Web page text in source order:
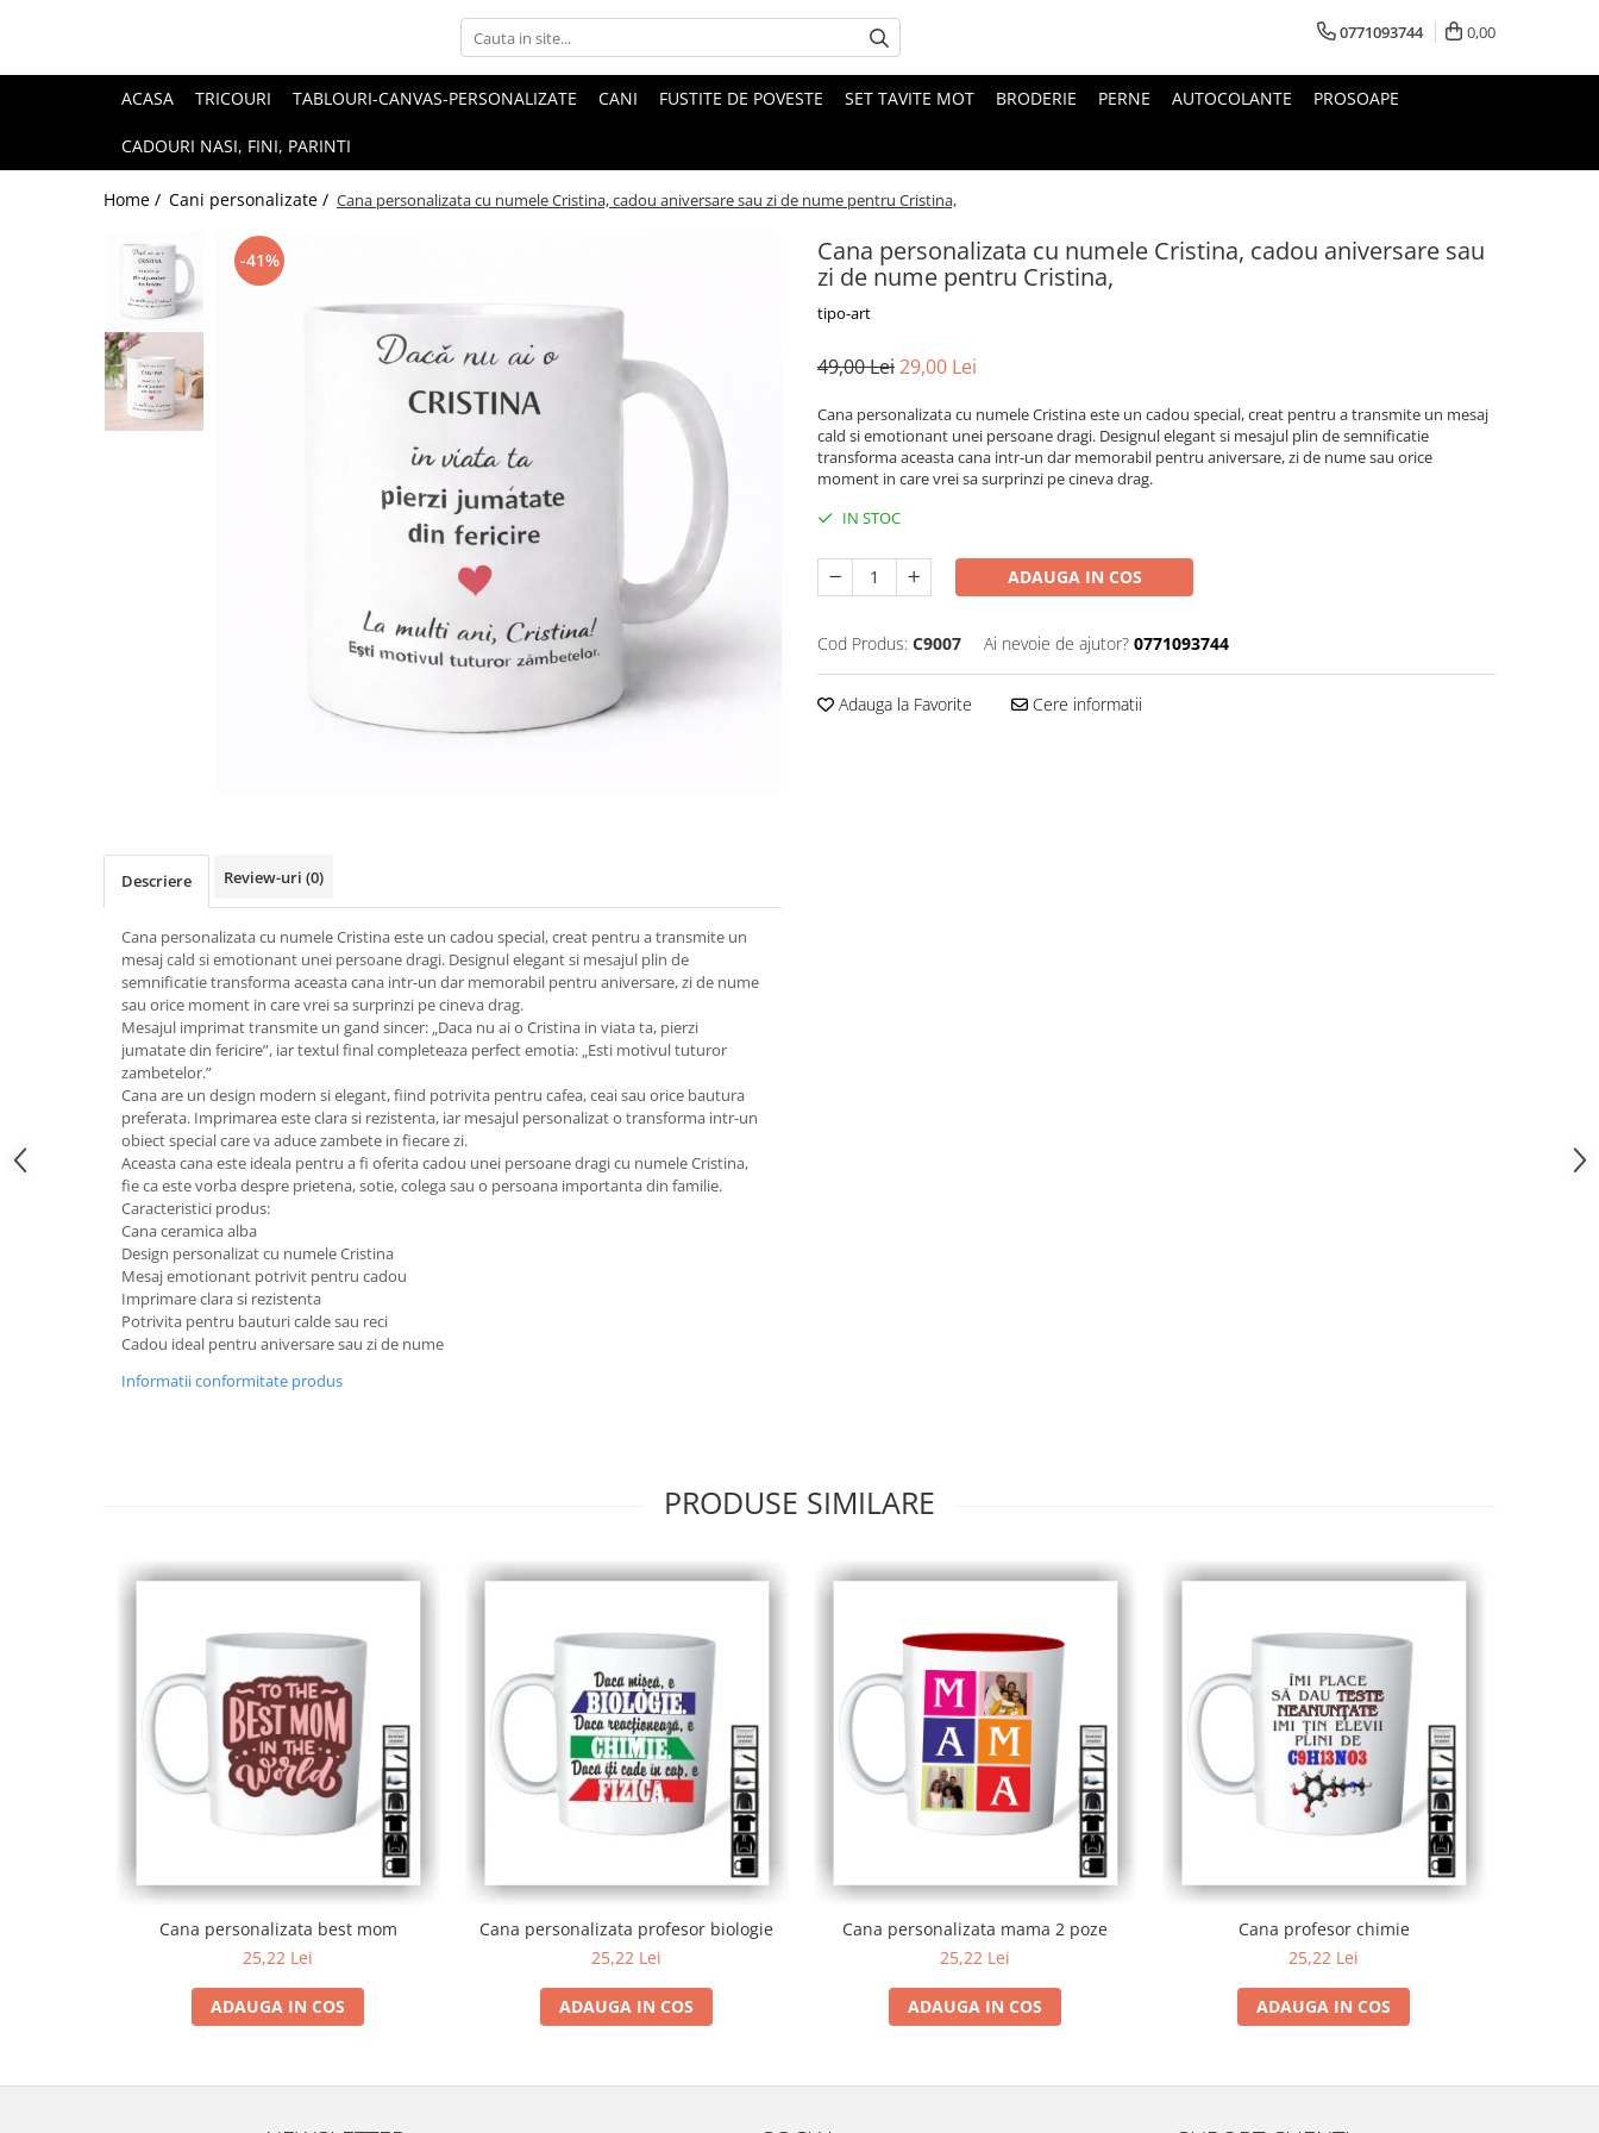
0771093744 0,00
ACASA TRICOURI TABLOURI-CANVAS-PERSONALIZATE CANI FUSTITE DE POVESTE SET TAVITE MOT BRODERIE PERNE AUTOCOLANTE PROSOAPE
CADOURI NASI, FINI, PARINTI
Home / Cani personalizate / Cana personalizata cu numele Cristina, cadou aniversare sau zi de nume pentru Cristina,
Cana personalizata cu numele Cristina, cadou aniversare sau
zi de nume pentru Cristina,
tipo-art
-41%
49,00 Lei29,00 Lei
Cana personalizata cu numele Cristina este un cadou special, creat pentru a transmite un mesaj
cald si emotionant unei persoane dragi. Designul elegant si mesajul plin de semnificatie
transforma aceasta cana intr-un dar memorabil pentru aniversare, zi de nume sau orice
moment in care vrei sa surprinzi pe cineva drag.
IN STOC
ADAUGA IN COS
Cod Produs: C9007 Ai nevoie de ajutor? 0771093744
Adauga la Favorite Cere informatii
Descriere Review-uri (0)
Cana personalizata cu numele Cristina este un cadou special, creat pentru a transmite un
mesaj cald si emotionant unei persoane dragi. Designul elegant si mesajul plin de
semnificatie transforma aceasta cana intr-un dar memorabil pentru aniversare, zi de nume
sau orice moment in care vrei sa surprinzi pe cineva drag.
Mesajul imprimat transmite un gand sincer: „Daca nu ai o Cristina in viata ta, pierzi
jumatate din fericire”, iar textul final completeaza perfect emotia: „Esti motivul tuturor
zambetelor.”
Cana are un design modern si elegant, fiind potrivita pentru cafea, ceai sau orice bautura
preferata. Imprimarea este clara si rezistenta, iar mesajul personalizat o transforma intr-un
obiect special care va aduce zambete in fiecare zi.
Aceasta cana este ideala pentru a fi oferita cadou unei persoane dragi cu numele Cristina,
fie ca este vorba despre prietena, sotie, colega sau o persoana importanta din familie.
Caracteristici produs:
Cana ceramica alba
Design personalizat cu numele Cristina
Mesaj emotionant potrivit pentru cadou
Imprimare clara si rezistenta
Potrivita pentru bauturi calde sau reci
Cadou ideal pentru aniversare sau zi de nume
Informatii conformitate produs
PRODUSE SIMILARE
Cana personalizata best mom
25,22 Lei
ADAUGA IN COS
Cana personalizata profesor biologie
25,22 Lei
ADAUGA IN COS
Cana personalizata mama 2 poze
25,22 Lei
ADAUGA IN COS
Cana profesor chimie
25,22 Lei
ADAUGA IN COS